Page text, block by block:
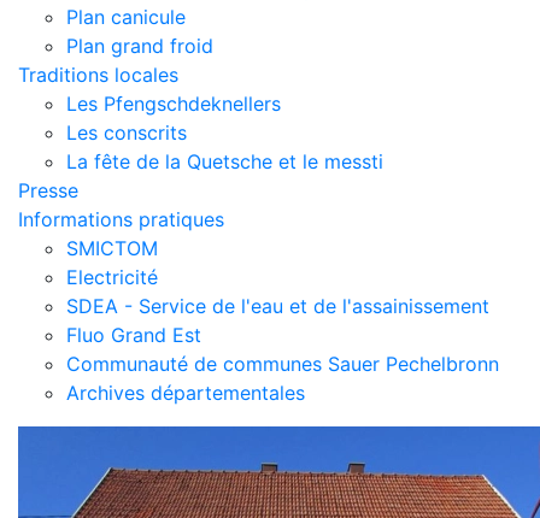
Plan canicule
Plan grand froid
Traditions locales
Les Pfengschdeknellers
Les conscrits
La fête de la Quetsche et le messti
Presse
Informations pratiques
SMICTOM
Electricité
SDEA - Service de l'eau et de l'assainissement
Fluo Grand Est
Communauté de communes Sauer Pechelbronn
Archives départementales